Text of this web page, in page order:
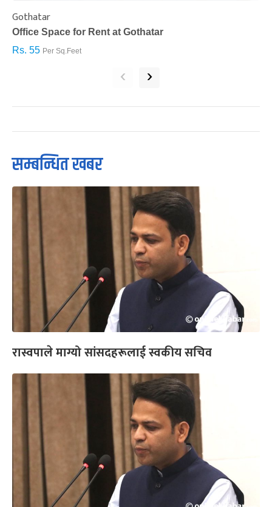
Gothatar
Office Space for Rent at Gothatar
Rs. 55 Per Sq.Feet
‹ ›
सम्बन्धित खबर
रास्वपाले माग्यो सांसदहरूलाई स्वकीय सचिव